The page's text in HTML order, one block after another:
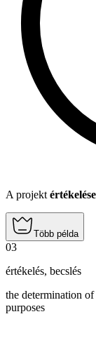
A projekt értékelése
Több példa
03
értékelés, becslés
the determination
purposes